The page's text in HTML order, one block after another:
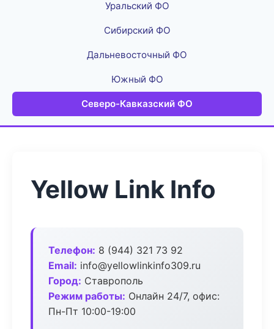
Уральский ФО
Сибирский ФО
Дальневосточный ФО
Южный ФО
Северо-Кавказский ФО
Yellow Link Info
Телефон: 8 (944) 321 73 92
Email: info@yellowlinkinfo309.ru
Город: Ставрополь
Режим работы: Онлайн 24/7, офис:
Пн-Пт 10:00-19:00